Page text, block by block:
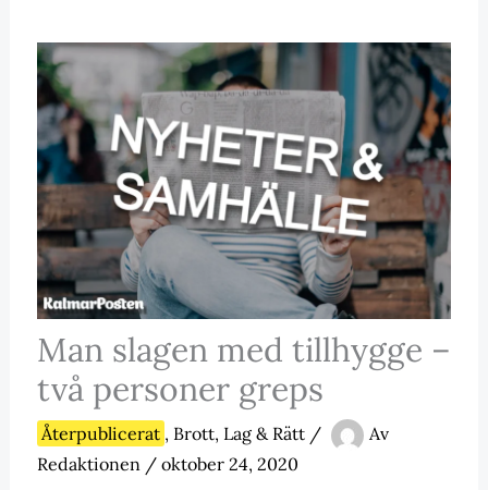
Man slagen med tillhygge –
två personer greps
Återpublicerat , Brott, Lag & Rätt/
Av
Redaktionen / oktober 24, 2020